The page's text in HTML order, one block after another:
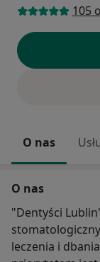
105
O nas
O nas
"Dentyści
leczenia i